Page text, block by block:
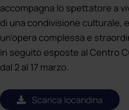
accompagna lo spettatore a
di una condivisione culturale,
un’opera complessa e
in seguito esposte al Centro
dal 2 al 17 marzo.
Scarica locandina